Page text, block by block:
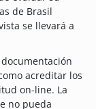
de Brasil
se llevará a
acreditar los
on-line. La
no pueda